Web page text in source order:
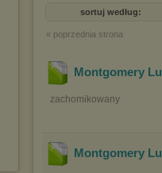
sortuj według:
« poprzednia strona
Montgomery
zachomikowany
Montgomery